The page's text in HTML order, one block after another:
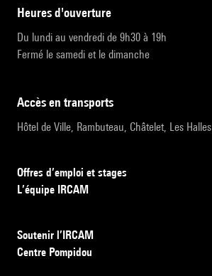
heures d'ouverture
Du lundi au vendredi de 9h30 à 19h
Fermé le samedi et le dimanche
accès en transports
Hôtel de Ville, Rambuteau, Châtelet, Les Halles
Offres d’emploi et stages
L’équipe IRCAM
Soutenir l’IRCAM
Centre Pompidou